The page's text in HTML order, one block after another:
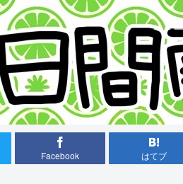
Facebook はてブ